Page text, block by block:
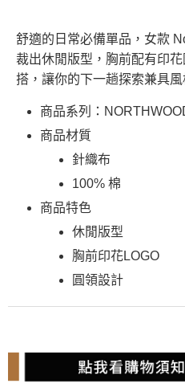
舒適的日常必備單品，女款
裁出休閒版型，胸前配有印
搭，讓你的下一趟探索兼具風
商品系列：
商品材質
針織布
100% 棉
商品特色
休閒版型
胸前印花LOGO
圓領設計